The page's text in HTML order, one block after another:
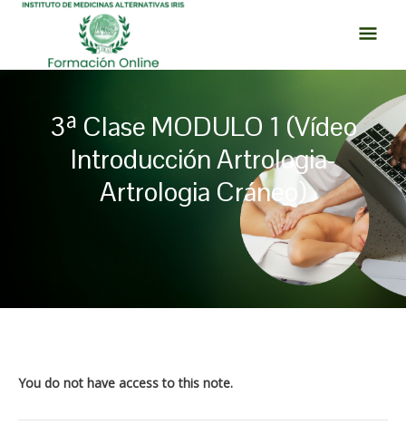
contenido
3ª Clase MODULO 1 (Vídeo
Introducción Artrologia-
Artrologia Cráneo)
You do not have access to this note.
entradas